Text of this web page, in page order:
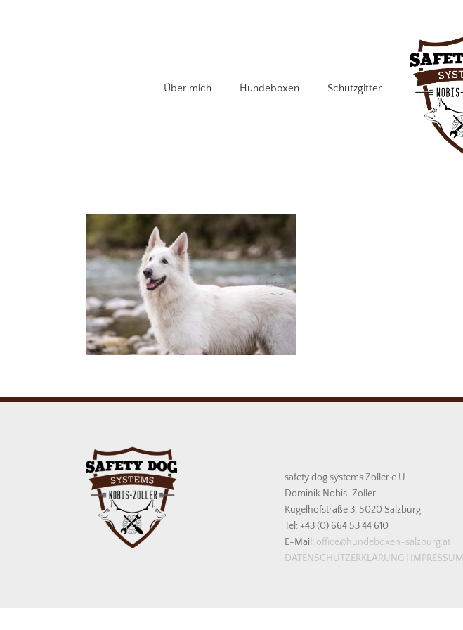
Über mich Hundeboxen Schutzgitter
safety dog systems Zoller e.U.
Dominik Nobis-Zoller
Kugelhofstraße 3, 5020 Salzburg
Tel: +43 (0) 664 53 44 610
E-Mail: office@hundeboxen-salzburg.at
DATENSCHUTZERKLÄRUNG
IMPRESSUM